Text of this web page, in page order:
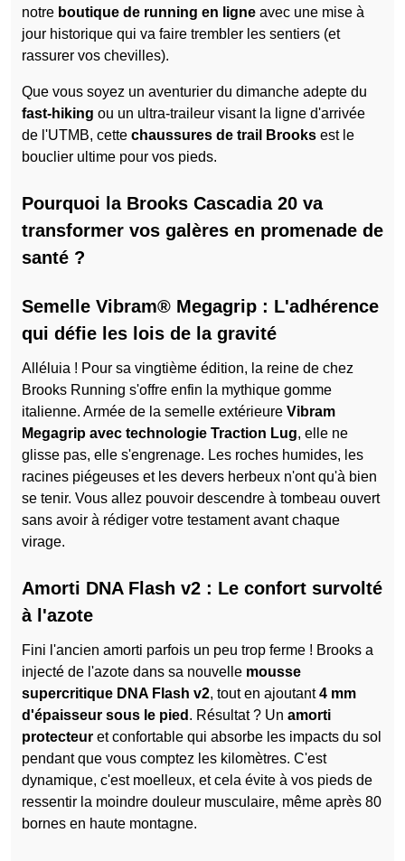
notre boutique de running en ligne avec une mise à
jour historique qui va faire trembler les sentiers (et
rassurer vos chevilles).
Que vous soyez un aventurier du dimanche adepte du
fast-hiking ou un ultra-traileur visant la ligne d'arrivée
de l'UTMB, cette chaussures de trail Brooks est le
bouclier ultime pour vos pieds.
Pourquoi la Brooks Cascadia 20 va
transformer vos galères en promenade de
santé ?
Semelle Vibram® Megagrip : L'adhérence
qui défie les lois de la gravité
Alléluia ! Pour sa vingtième édition, la reine de chez
Brooks Running s'offre enfin la mythique gomme
italienne. Armée de la semelle extérieure Vibram
Megagrip avec technologie Traction Lug, elle ne
glisse pas, elle s'engrenage. Les roches humides, les
racines piégeuses et les devers herbeux n'ont qu'à bien
se tenir. Vous allez pouvoir descendre à tombeau ouvert
sans avoir à rédiger votre testament avant chaque
virage.
Amorti DNA Flash v2 : Le confort survolté
à l'azote
Fini l'ancien amorti parfois un peu trop ferme ! Brooks a
injecté de l'azote dans sa nouvelle mousse
supercritique DNA Flash v2, tout en ajoutant4 mm
d'épaisseur sous le pied . Résultat ? Un amorti
protecteur et confortable qui absorbe les impacts du sol
pendant que vous comptez les kilomètres. C'est
dynamique, c'est moelleux, et cela évite à vos pieds de
ressentir la moindre douleur musculaire, même après 80
bornes en haute montagne.